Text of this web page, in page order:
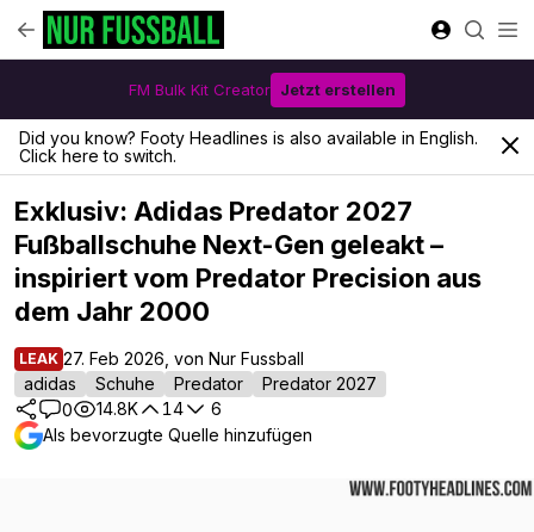
FM Bulk Kit Creator Jetzt erstellen
Did you know? Footy Headlines is also available in English.
Click here to switch.
Exklusiv: Adidas Predator 2027
Fußballschuhe Next-Gen geleakt –
inspiriert vom Predator Precision aus
dem Jahr 2000
LEAK 27. Feb 2026, von Nur Fussball
adidas
Schuhe Predator
Predator 2027
0
14.8K 14
6
Als bevorzugte Quelle hinzufügen